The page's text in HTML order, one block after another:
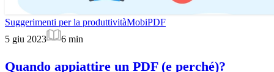
Suggerimenti per la produttivitàMobiPDF
5 giu 2023
6 min
Quando appiattire un PDF (e perché)?